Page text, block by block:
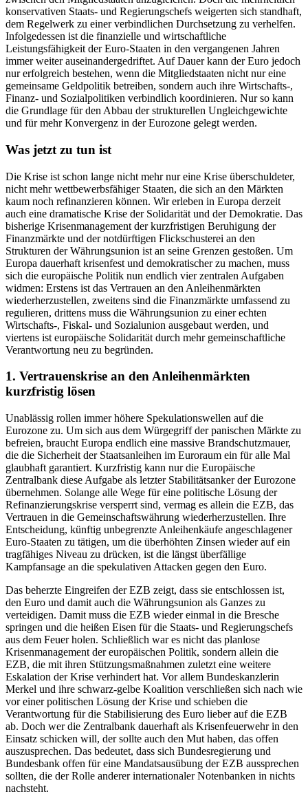
konservativen Staats- und Regierungschefs weigerten sich standhaft,
dem Regelwerk zu einer verbindlichen Durchsetzung zu verhelfen.
Infolgedessen ist die finanzielle und wirtschaftliche
Leistungsfähigkeit der Euro-Staaten in den vergangenen Jahren
immer weiter auseinandergedriftet. Auf Dauer kann der Euro jedoch
nur erfolgreich bestehen, wenn die Mitgliedstaaten nicht nur eine
gemeinsame Geldpolitik betreiben, sondern auch ihre Wirtschafts-,
Finanz- und Sozialpolitiken verbindlich koordinieren. Nur so kann
die Grundlage für den Abbau der strukturellen Ungleichgewichte
und für mehr Konvergenz in der Eurozone gelegt werden.
Was jetzt zu tun ist
Die Krise ist schon lange nicht mehr nur eine Krise überschuldeter,
nicht mehr wettbewerbsfähiger Staaten, die sich an den Märkten
kaum noch refinanzieren können. Wir erleben in Europa derzeit
auch eine dramatische Krise der Solidarität und der Demokratie. Das
bisherige Krisenmanagement der kurzfristigen Beruhigung der
Finanzmärkte und der notdürftigen Flickschusterei an den
Strukturen der Währungsunion ist an seine Grenzen gestoßen. Um
Europa dauerhaft krisenfest und demokratischer zu machen, muss
sich die europäische Politik nun endlich vier zentralen Aufgaben
widmen: Erstens ist das Vertrauen an den Anleihenmärkten
wiederherzustellen, zweitens sind die Finanzmärkte umfassend zu
regulieren, drittens muss die Währungsunion zu einer echten
Wirtschafts-, Fiskal- und Sozialunion ausgebaut werden, und
viertens ist europäische Solidarität durch mehr gemeinschaftliche
Verantwortung neu zu begründen.
1. Vertrauenskrise an den Anleihenmärkten
kurzfristig lösen
Unablässig rollen immer höhere Spekulationswellen auf die
Eurozone zu. Um sich aus dem Würgegriff der panischen Märkte zu
befreien, braucht Europa endlich eine massive Brandschutzmauer,
die die Sicherheit der Staatsanleihen im Euroraum ein für alle Mal
glaubhaft garantiert. Kurzfristig kann nur die Europäische
Zentralbank diese Aufgabe als letzter Stabilitätsanker der Eurozone
übernehmen. Solange alle Wege für eine politische Lösung der
Refinanzierungskrise versperrt sind, vermag es allein die EZB, das
Vertrauen in die Gemeinschaftswährung wiederherzustellen. Ihre
Entscheidung, künftig unbegrenzte Anleihenkäufe angeschlagener
Euro-Staaten zu tätigen, um die überhöhten Zinsen wieder auf ein
tragfähiges Niveau zu drücken, ist die längst überfällige
Kampfansage an die spekulativen Attacken gegen den Euro.
Das beherzte Eingreifen der EZB zeigt, dass sie entschlossen ist,
den Euro und damit auch die Währungsunion als Ganzes zu
verteidigen. Damit muss die EZB wieder einmal in die Bresche
springen und die heißen Eisen für die Staats- und Regierungschefs
aus dem Feuer holen. Schließlich war es nicht das planlose
Krisenmanagement der europäischen Politik, sondern allein die
EZB, die mit ihren Stützungsmaßnahmen zuletzt eine weitere
Eskalation der Krise verhindert hat. Vor allem Bundeskanzlerin
Merkel und ihre schwarz-gelbe Koalition verschließen sich nach wie
vor einer politischen Lösung der Krise und schieben die
Verantwortung für die Stabilisierung des Euro lieber auf die EZB
ab. Doch wer die Zentralbank dauerhaft als Krisenfeuerwehr in den
Einsatz schicken will, der sollte auch den Mut haben, das offen
auszusprechen. Das bedeutet, dass sich Bundesregierung und
Bundesbank offen für eine Mandatsausübung der EZB aussprechen
sollten, die der Rolle anderer internationaler Notenbanken in nichts
nachsteht.